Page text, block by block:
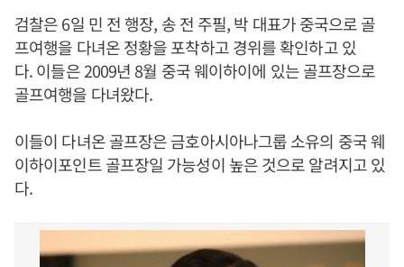
검찰은 6일 민 전 행장, 송 전 주필, 박 대표가 중국으로 골
프여행을 다녀온 정황을 포착하고 경위를 확인하고 있
다. 이들은 2009년 8월 중국 웨이하이에 있는 골프장으로
골프여행을 다녀왔다.
이들이 다녀온 골프장은 금호아시아나그룹 소유의 중국 웨
이하이포인트 골프장일 가능성이 높은 것으로 알려지고 있
다.